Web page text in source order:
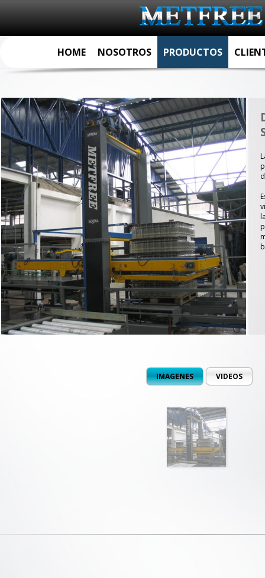
HOME NOSOTROS PRODUCTOS
IMAGENES VIDEOS